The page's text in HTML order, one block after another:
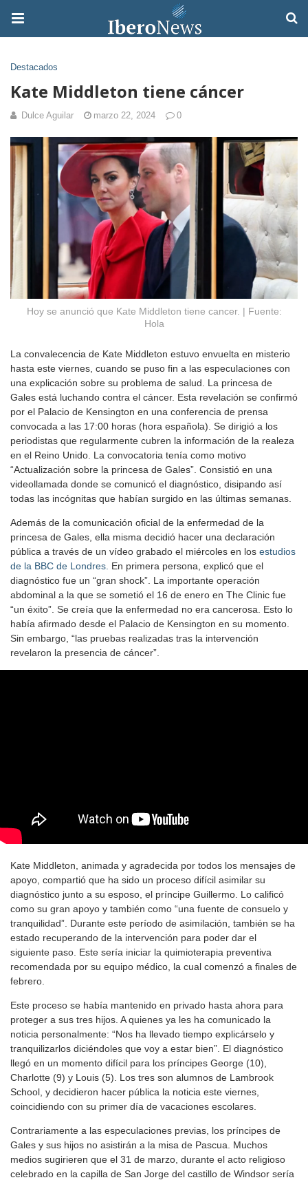
Destacados
Kate Middleton tiene cáncer
Dulce Aguilar marzo 22, 2024 0
Hoy se anunció que Kate Middleton tiene cancer. | Fuente:
Hola
La convalecencia de Kate Middleton estuvo envuelta en misterio
hasta este viernes, cuando se puso fin a las especulaciones con
una explicación sobre su problema de salud. La princesa de
Gales está luchando contra el cáncer. Esta revelación se confirmó
por el Palacio de Kensington en una conferencia de prensa
convocada a las 17:00 horas (hora española). Se dirigió a los
periodistas que regularmente cubren la información de la realeza
en el Reino Unido. La convocatoria tenía como motivo
“Actualización sobre la princesa de Gales”. Consistió en una
videollamada donde se comunicó el diagnóstico, disipando así
todas las incógnitas que habían surgido en las últimas semanas.
Además de la comunicación oficial de la enfermedad de la
princesa de Gales, ella misma decidió hacer una declaración
pública a través de un vídeo grabado el miércoles en los estudios
de la BBC de Londres. En primera persona, explicó que el
diagnóstico fue un “gran shock”. La importante operación
abdominal a la que se sometió el 16 de enero en The Clinic fue
“un éxito”. Se creía que la enfermedad no era cancerosa. Esto lo
había afirmado desde el Palacio de Kensington en su momento.
Sin embargo, “las pruebas realizadas tras la intervención
revelaron la presencia de cáncer”.
Kate Middleton, animada y agradecida por todos los mensajes de
apoyo, compartió que ha sido un proceso difícil asimilar su
diagnóstico junto a su esposo, el príncipe Guillermo. Lo calificó
como su gran apoyo y también como “una fuente de consuelo y
tranquilidad”. Durante este período de asimilación, también se ha
estado recuperando de la intervención para poder dar el
siguiente paso. Este sería iniciar la quimioterapia preventiva
recomendada por su equipo médico, la cual comenzó a finales de
febrero.
Este proceso se había mantenido en privado hasta ahora para
proteger a sus tres hijos. A quienes ya les ha comunicado la
noticia personalmente: “Nos ha llevado tiempo explicárselo y
tranquilizarlos diciéndoles que voy a estar bien”. El diagnóstico
llegó en un momento difícil para los príncipes George (10),
Charlotte (9) y Louis (5). Los tres son alumnos de Lambrook
School, y decidieron hacer pública la noticia este viernes,
coincidiendo con su primer día de vacaciones escolares.
Contrariamente a las especulaciones previas, los príncipes de
Gales y sus hijos no asistirán a la misa de Pascua. Muchos
medios sugirieren que el 31 de marzo, durante el acto religioso
celebrado en la capilla de San Jorge del castillo de Windsor sería